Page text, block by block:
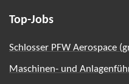
Top-Jobs
Schlosser PFW Aerospace
Maschinen- und